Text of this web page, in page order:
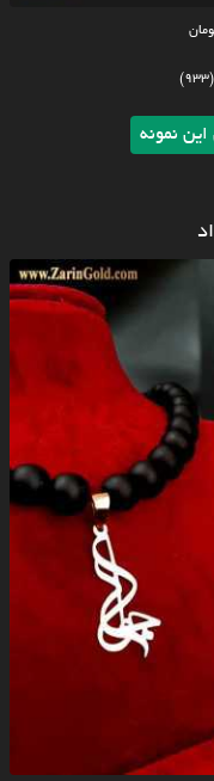
(933)
نمونه